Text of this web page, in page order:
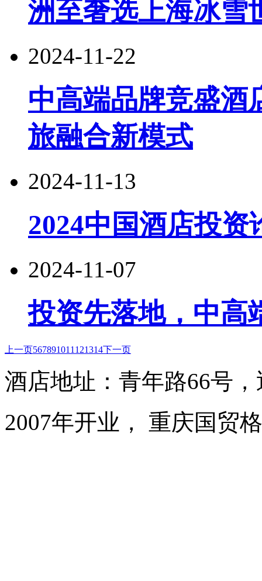
洲至奢选上海冰雪
2024-11-22
中高端品牌竞盛酒
旅融合新模式
2024-11-13
2024中国酒店投
2024-11-07
投资先落地，中高
上一页567891011 121314下一页
酒店地址：青年路66号
2007年开业， 重庆国